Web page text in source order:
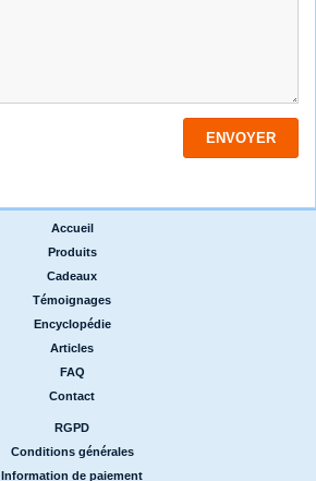
Accueil
Produits
Cadeaux
Témoignages
Encyclopédie
Articles
FAQ
Contact
RGPD
Conditions générales
Information de paiement